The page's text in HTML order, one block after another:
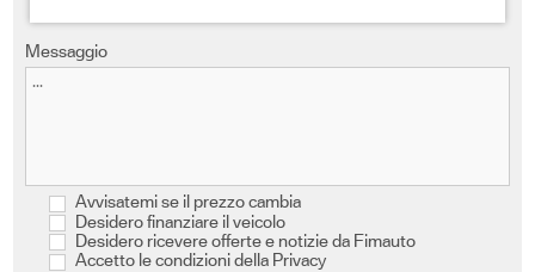
Messaggio
Avvisatemi se il prezzo cambia
Desidero finanziare il veicolo
Desidero ricevere offerte e notizie da Fimauto
Accetto le condizioni della Privacy